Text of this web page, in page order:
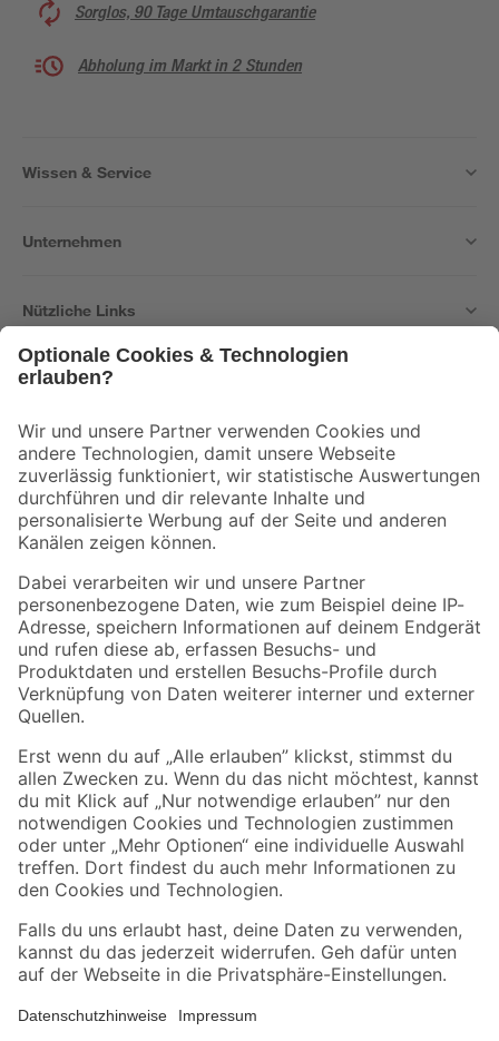
Sorglos, 90 Tage Umtauschgarantie
Abholung im Markt in 2 Stunden
Wissen & Service
Unternehmen
Nützliche Links
Der toom Newsletter: Keine Angebote und Aktionen mehr verpassen!
Zur Newsletter Anmeldung
Folge uns
Zahlungsarten Versandarten
Sicher einkaufen
Jetzt die toom-App herunterladen
Alle Preisangaben in EUR inkl. gesetzl. MwSt.. Die dargestellten Angebote sind unter
Umständen nicht in allen Märkten verfügbar. Die angegebenen Verfügbarkeiten beziehen
Produkte nur solange der Vorrat reicht.
*Paketversand ab 59 € versandkostenfrei, gilt nicht für Artikel mit Speditionsversand, hier